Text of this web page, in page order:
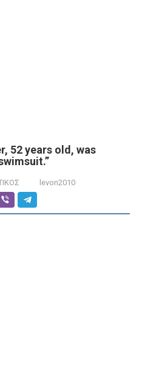
52 years old, was
levon2010